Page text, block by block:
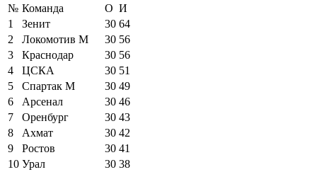
№ Команда О И
1
Зенит 30 64
2
Локомотив М 30 56
3
Краснодар 30 56
4
ЦСКА 30 51
5
Спартак М 30 49
6
Арсенал 30 46
7
Оренбург 30 43
8
Ахмат 30 42
9
Ростов 30 41
10 Урал 30 38